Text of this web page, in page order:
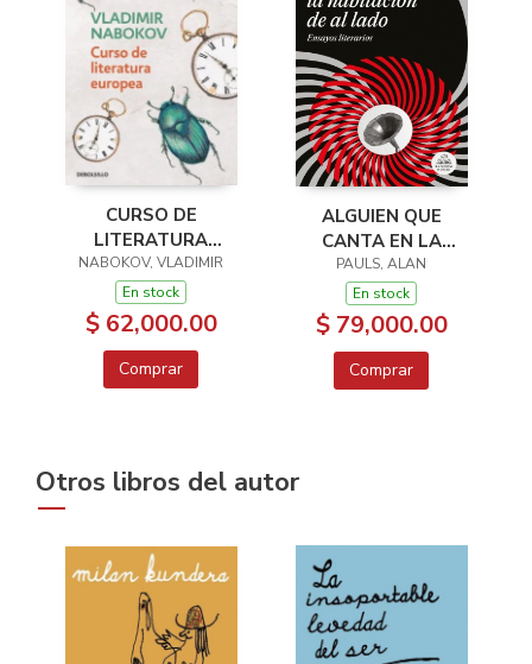
CURSO DE
LITERATURA
EUROPEA
NABOKOV, VLADIMIR
En stock
$ 62,000.00
Comprar
ALGUIEN QUE
CANTA EN LA
HABITACION DE AL
LADO
PAULS, ALAN
En stock
$ 79,000.00
Comprar
Otros libros del autor